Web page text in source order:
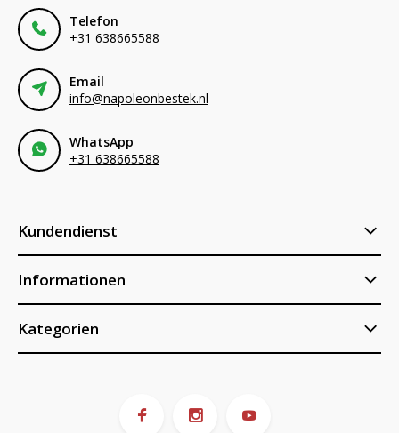
Telefon
+31 638665588
Email
info@napoleonbestek.nl
WhatsApp
+31 638665588
Kundendienst
Informationen
Kategorien